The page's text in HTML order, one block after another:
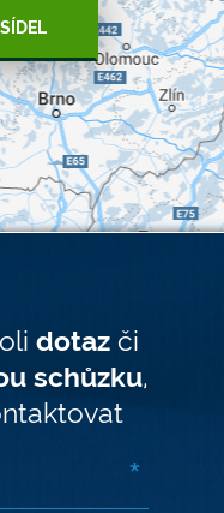
dotazči
schůzku,
*